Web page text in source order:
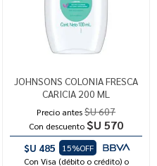
JOHNSONS COLONIA FRESCA
CARICIA 200 ML
Precio antes$U 607
Con descuento $U 570
$U 485
15%OFF
Con Visa (débito o crédito) o